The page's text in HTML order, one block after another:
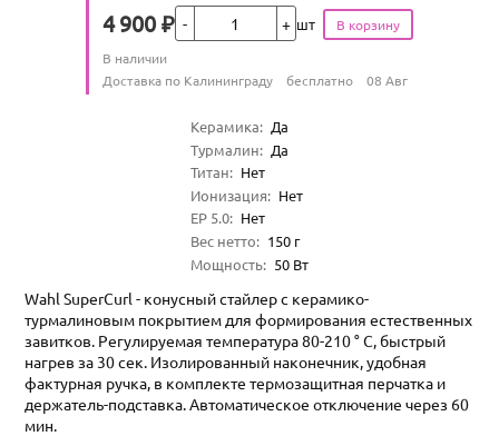
Цена
4 900 ₽Кол-во шт
Количество
В наличии
Условия доставки
Доставка по Калининграду бесплатно 08 Авг
Характеристики
Керамика: Да
Турмалин: Да
Титан: Нет
Ионизация: Нет
EP 5.0: Нет
Вес нетто: 150 г
Мощность: 50 Вт
Wahl SuperCurl - конусный стайлер с керамико-
турмалиновым покрытием для формирования естественных
завитков. Регулируемая температура 80-210 ° C, быстрый
нагрев за 30 сек. Изолированный наконечник, удобная
фактурная ручка, в комплекте термозащитная перчатка и
держатель-подставка. Автоматическое отключение через 60
мин.